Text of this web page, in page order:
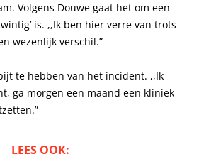
Volgens Douwe gaat het om een
is. ,,Ik ben hier verre van trots
wezenlijk verschil.”
te hebben van het incident. ,,Ik
ga morgen een maand een kliniek
LEES OOK: